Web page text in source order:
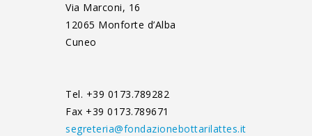
Via Marconi, 16
12065 Monforte d’Alba
Cuneo
Tel. +39 0173.789282
Fax +39 0173.789671
segreteria@fondazionebottarilattes.it